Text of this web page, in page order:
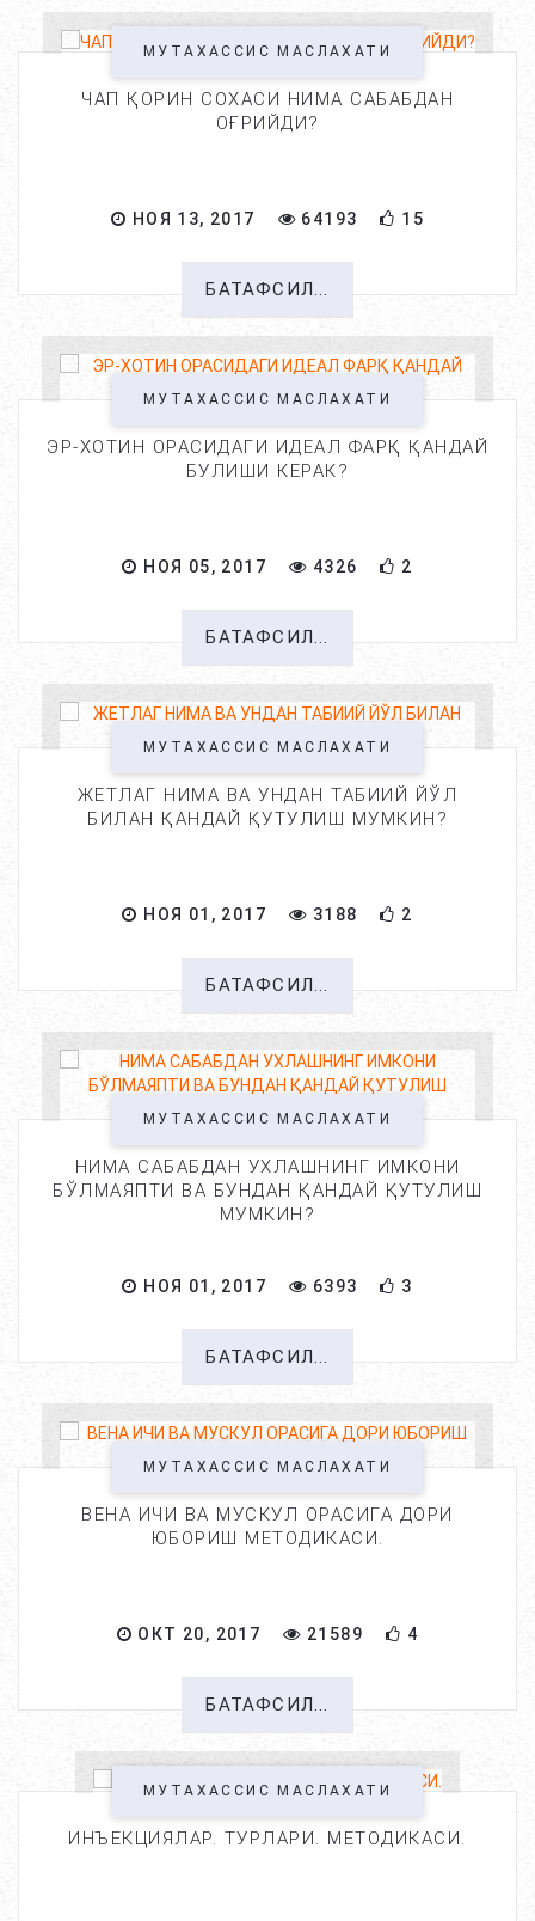
МУТАХАССИС МАСЛАХАТИ
ЧАП ҚОРИН СОХАСИ НИМА САБАБДАН
ОҒРИЙДИ?
НОЯ 13, 2017 64193 15
БАТАФСИЛ...
МУТАХАССИС МАСЛАХАТИ
ЭР-ХОТИН ОРАСИДАГИ ИДЕАЛ ФАРҚ ҚАНДАЙ
БУЛИШИ КЕРАК?
НОЯ 05, 2017 4326 2
БАТАФСИЛ...
МУТАХАССИС МАСЛАХАТИ
ЖЕТЛАГ НИМА ВА УНДАН ТАБИИЙ ЙЎЛ
БИЛАН ҚАНДАЙ ҚУТУЛИШ МУМКИН?
НОЯ 01, 2017 3188 2
БАТАФСИЛ...
МУТАХАССИС МАСЛАХАТИ
НИМА САБАБДАН УХЛАШНИНГ ИМКОНИ
БЎЛМАЯПТИ ВА БУНДАН ҚАНДАЙ ҚУТУЛИШ
МУМКИН?
НОЯ 01, 2017 6393 3
БАТАФСИЛ...
МУТАХАССИС МАСЛАХАТИ
ВЕНА ИЧИ ВА МУСКУЛ ОРАСИГА ДОРИ
ЮБОРИШ МЕТОДИКАСИ.
ОКТ 20, 2017 21589 4
БАТАФСИЛ...
МУТАХАССИС МАСЛАХАТИ
ИНЪЕКЦИЯЛАР. ТУРЛАРИ. МЕТОДИКАСИ.